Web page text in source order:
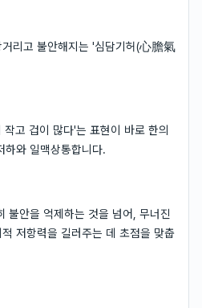
리고 불안해지는 '심담기허(心膽氣
고 겁이 많다'는 표현이 바로 한의
하와 일맥상통합니다.
불안을 억제하는 것을 넘어, 무너진
저항력을 길러주는 데 초점을 맞춥